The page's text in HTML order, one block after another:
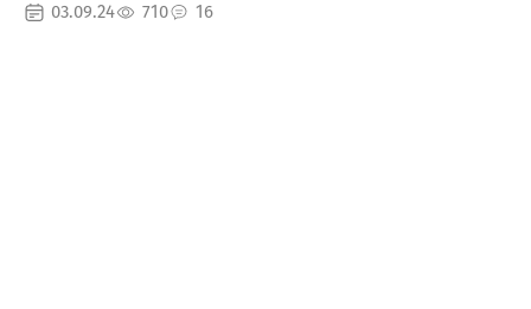
03.09.24
710 16